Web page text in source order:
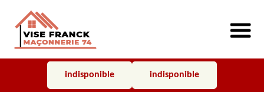
indisponible indisponible